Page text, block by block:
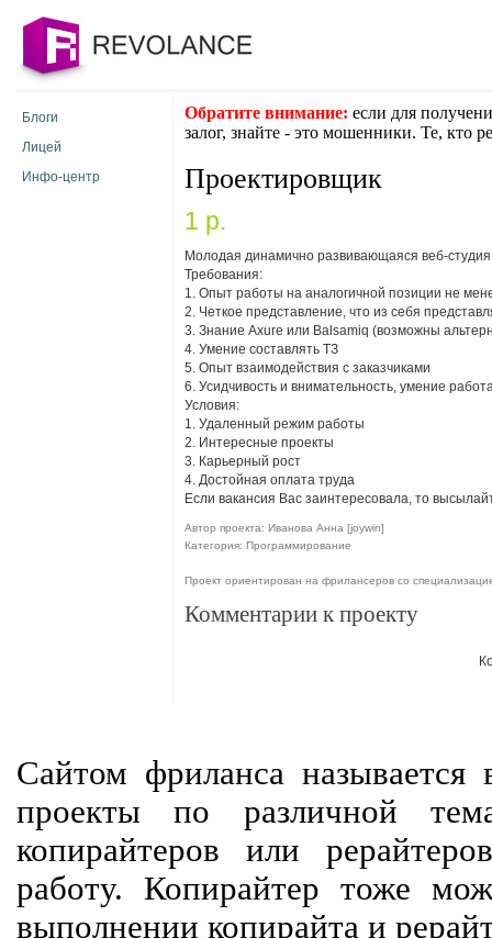
Блоги
Лицей
Инфо-центр
Обратите внимание: если для
залог, знайте - это мошенники. Те, кто
Проектировщик
1 p.
Молодая динамично развивающаяся веб-
Требования:
1. Опыт работы на аналогичной позиции не
2. Четкое представление, что из себя
3. Знание Axure или Balsamiq (возможны
4. Умение составлять ТЗ
5. Опыт взаимодействия с заказчиками
6. Усидчивость и внимательность, умение
Условия:
1. Удаленный режим работы
2. Интересные проекты
3. Карьерный рост
4. Достойная оплата труда
Если вакансия Вас заинтересовала, то
Автор проекта: Иванова Анна [joywin]
Категория: Программирование
Проект ориентирован на фрилансеров со
Комментарии к проекту
Сайтом фриланса называется
проекты по различной
копирайтеров или
работу. Копирайтер тоже
выполнении копирайта и